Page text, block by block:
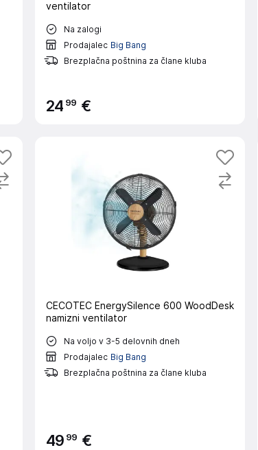
ventilator
Na zalogi
Prodajalec Big Bang
Brezplačna poštnina za člane kluba
24 99 €
CECOTEC EnergySilence 600 WoodDesk
namizni ventilator
Na voljo v 3-5 delovnih dneh
Prodajalec Big Bang
Brezplačna poštnina za člane kluba
49 99 €